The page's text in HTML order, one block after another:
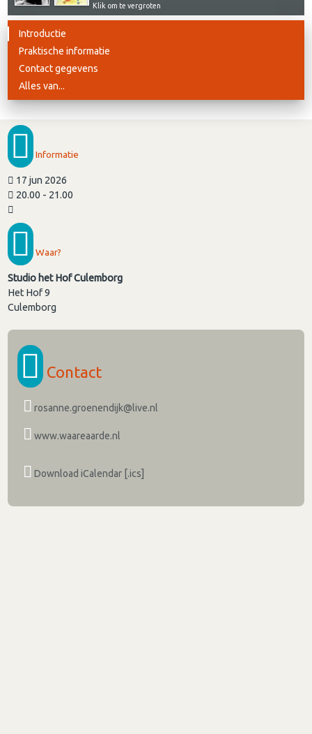
Klik om te vergroten
Introductie
Praktische informatie
Contact gegevens
Alles van...
Informatie
17 jun 2026
20.00 - 21.00
Waar?
Studio het Hof Culemborg
Het Hof 9
Culemborg
Contact
rosanne.groenendijk@live.nl
www.waareaarde.nl
Download iCalendar [.ics]